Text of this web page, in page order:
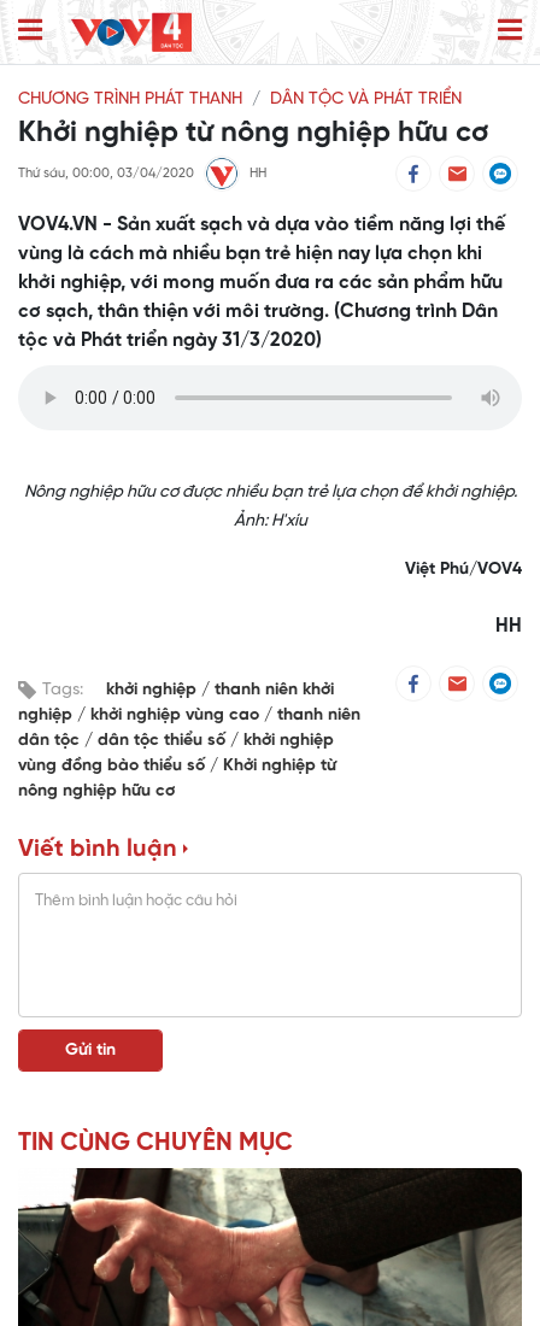
CHƯƠNG TRÌNH PHÁT THANH DÂN TỘC VÀ PHÁT TRIỂN
Khởi nghiệp từ nông nghiệp hữu cơ
Thứ sáu, 00:00, 03/04/2020 HH
VOV4.VN - Sản xuất sạch và dựa vào tiềm năng lợi thế
vùng là cách mà nhiều bạn trẻ hiện nay lựa chọn khi
khởi nghiệp, với mong muốn đưa ra các sản phẩm hữu
cơ sạch, thân thiện với môi trường. (Chương trình Dân
tộc và Phát triển ngày 31/3/2020)
Nông nghiệp hữu cơ được nhiều bạn trẻ lựa chọn để khởi nghiệp.
Ảnh: H'xíu
Việt Phú/VOV4
HH
Tags: khởi nghiệp
thanh niên khởi
nghiệp
khởi nghiệp vùng cao
thanh niên
dân tộc
dân tộc thiểu số
khởi nghiệp
vùng đồng bào thiểu số
Khởi nghiệp từ
nông nghiệp hữu cơ
Viết bình luận
TIN CÙNG CHUYÊN MỤC